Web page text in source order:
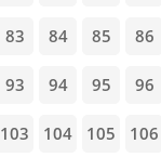
83 84 85 86
93 94 95 96
103 104 105 106